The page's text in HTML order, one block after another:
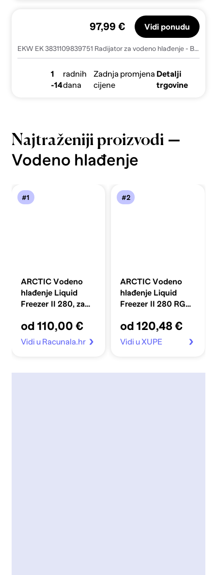
EKW EK 3831109839751 Radijator za vodeno hlađenje - Bijeli
97,99 € Vidi ponudu
1
-14
radnih
dana
Zadnja promjena
cijene
Detalji
trgovine
Najtraženiji proizvodi —
Vodeno hlađenje
#1
ARCTIC Vodeno
hlađenje Liquid
Freezer II 280, za
od 110,00 €
Vidi u Racunala.hr
#2
ARCTIC Vodeno
hlađenje Liquid
Freezer II 280 RGB,
kontroler
od 120,48 €
Vidi u XUPE